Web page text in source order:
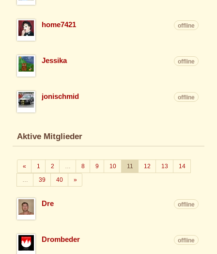
home7421 offline
Jessika offline
jonischmid offline
Aktive Mitglieder
«Zurück
1 2 … 8 9 10 11 12 13
14
39 40 »Weiter
Dre offline
Drombeder offline